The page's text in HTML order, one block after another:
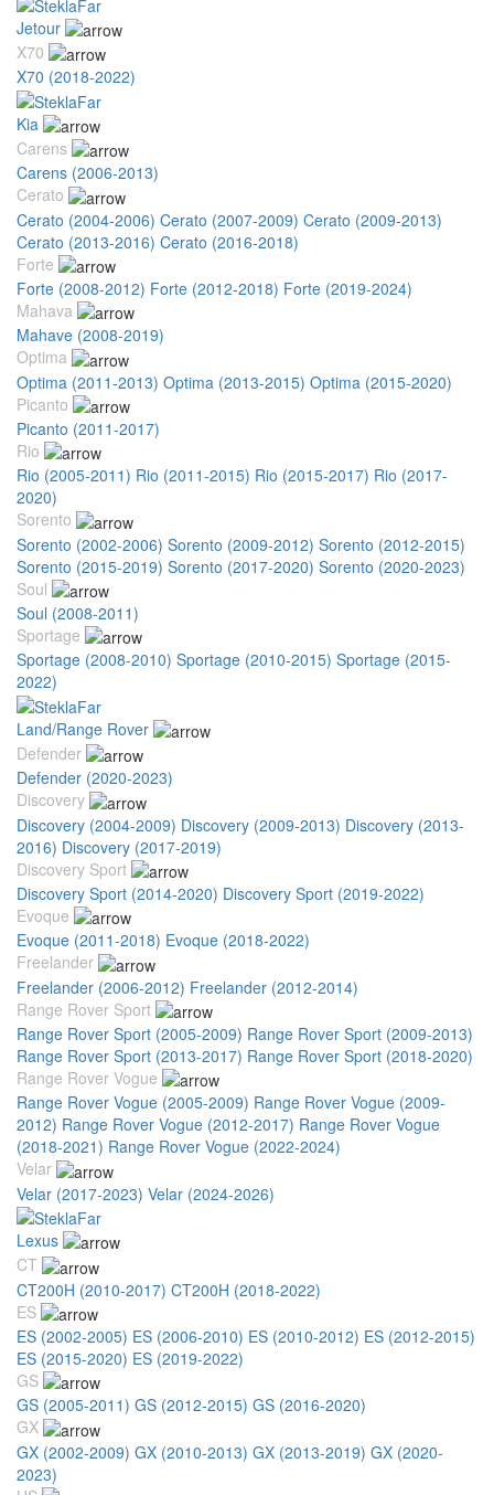
Jetour
X70
X70 (2018-2022)
Kia
Carens
Carens (2006-2013)
Cerato
Cerato (2004-2006) Cerato (2007-2009) Cerato (2009-2013)
Cerato (2013-2016) Cerato (2016-2018)
Forte
Forte (2008-2012) Forte (2012-2018) Forte (2019-2024)
Mahava
Mahave (2008-2019)
Optima
Optima (2011-2013) Optima (2013-2015) Optima (2015-2020)
Picanto
Picanto (2011-2017)
Rio
Rio (2005-2011) Rio (2011-2015) Rio (2015-2017) Rio (2017-
2020)
Sorento
Sorento (2002-2006) Sorento (2009-2012) Sorento (2012-2015)
Sorento (2015-2019) Sorento (2017-2020) Sorento (2020-2023)
Soul
Soul (2008-2011)
Sportage
Sportage (2008-2010) Sportage (2010-2015) Sportage (2015-
2022)
Land/Range Rover
Defender
Defender (2020-2023)
Discovery
Discovery (2004-2009) Discovery (2009-2013) Discovery (2013-
2016) Discovery (2017-2019)
Discovery Sport
Discovery Sport (2014-2020) Discovery Sport (2019-2022)
Evoque
Evoque (2011-2018) Evoque (2018-2022)
Freelander
Freelander (2006-2012) Freelander (2012-2014)
Range Rover Sport
Range Rover Sport (2005-2009) Range Rover Sport (2009-2013)
Range Rover Sport (2013-2017) Range Rover Sport (2018-2020)
Range Rover Vogue
Range Rover Vogue (2005-2009) Range Rover Vogue (2009-
2012) Range Rover Vogue (2012-2017) Range Rover Vogue
(2018-2021) Range Rover Vogue (2022-2024)
Velar
Velar (2017-2023) Velar (2024-2026)
Lexus
CT
CT200H (2010-2017) CT200H (2018-2022)
ES
ES (2002-2005) ES (2006-2010) ES (2010-2012) ES (2012-2015)
ES (2015-2020) ES (2019-2022)
GS
GS (2005-2011) GS (2012-2015) GS (2016-2020)
GX
GX (2002-2009) GX (2010-2013) GX (2013-2019) GX (2020-
2023)